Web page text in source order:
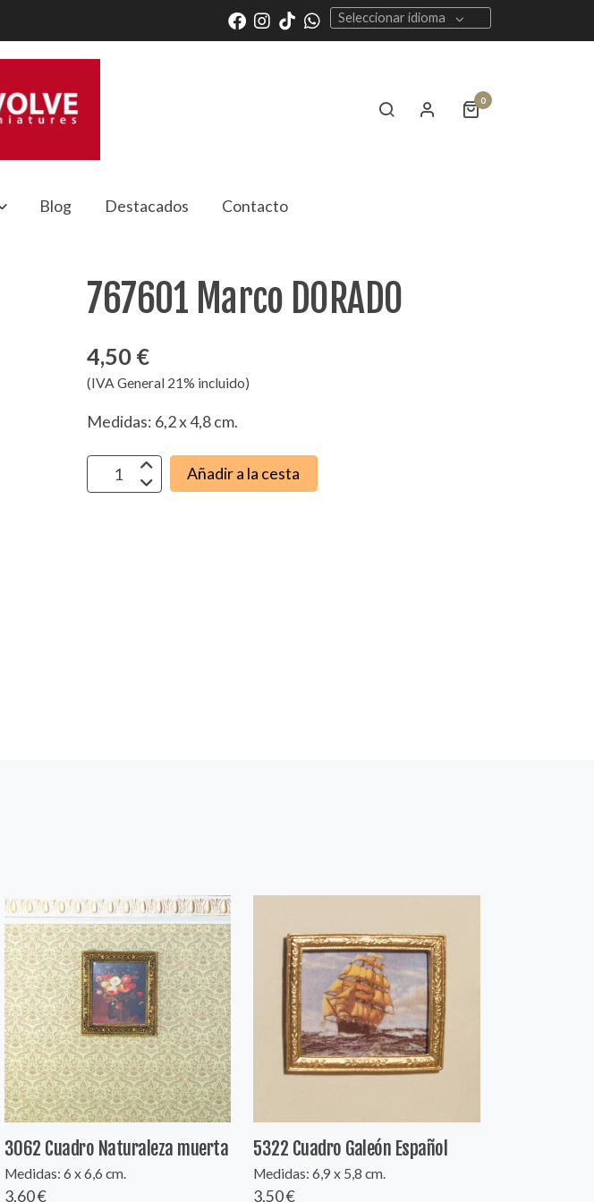
Seleccionar idioma
0
Blog Destacados Contacto
767601 Marco DORADO
4,50 €
(IVA General 21% incluido)
Medidas: 6,2 x 4,8 cm.
Añadir a la cesta
3062 Cuadro Naturaleza muerta
Medidas: 6 x 6,6 cm.
3,60 €
5322 Cuadro Galeón Español
Medidas: 6,9 x 5,8 cm.
3,50 €